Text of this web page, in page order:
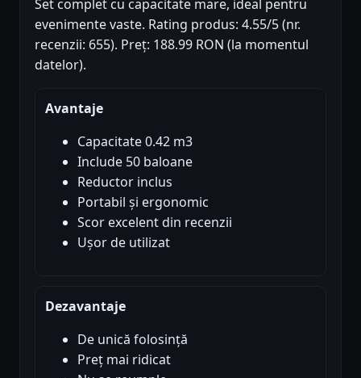
Set complet cu capacitate mare, ideal pentru
evenimente vaste. Rating produs: 4.55/5 (nr.
recenzii: 655). Preț: 188.99 RON (la momentul
datelor).
Avantaje
Capacitate 0.42 m3
Include 50 baloane
Reductor inclus
Portabil și ergonomic
Scor excelent din recenzii
Ușor de utilizat
Dezavantaje
De unică folosință
Preț mai ridicat